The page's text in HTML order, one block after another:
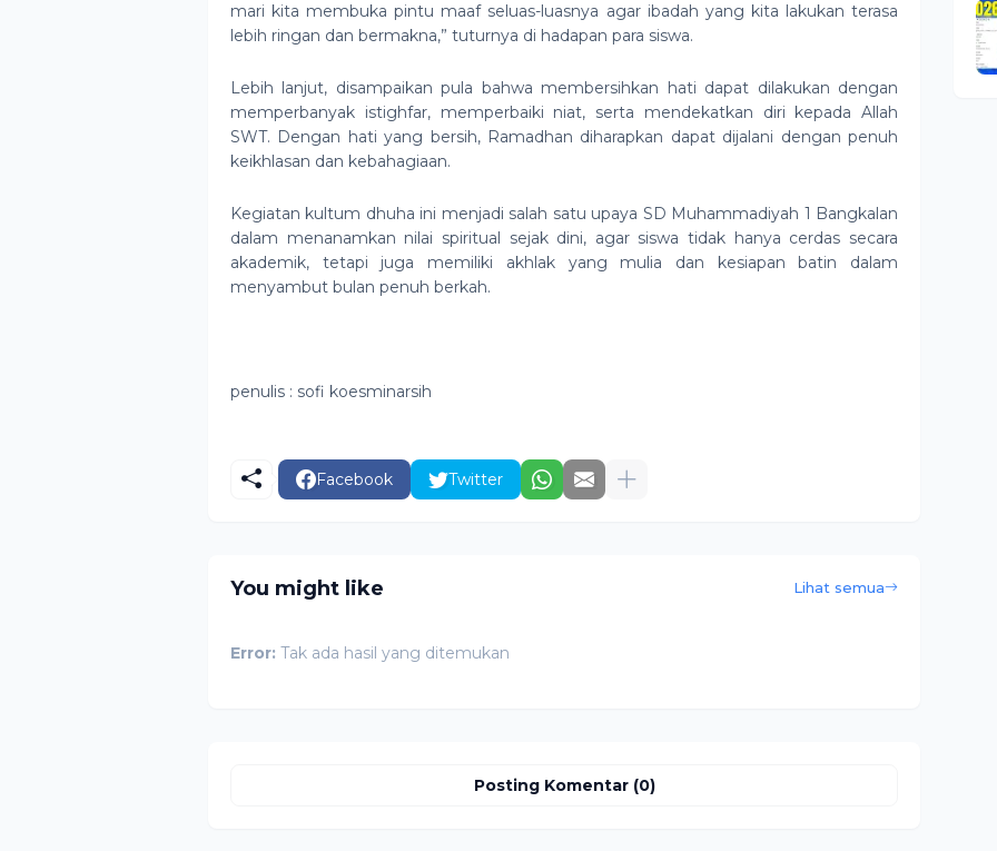
mari kita membuka pintu maaf seluas-luasnya agar ibadah yang kita lakukan terasa
lebih ringan dan bermakna,” tuturnya di hadapan para siswa.
Lebih lanjut, disampaikan pula bahwa membersihkan hati dapat dilakukan dengan
memperbanyak istighfar, memperbaiki niat, serta mendekatkan diri kepada Allah
SWT. Dengan hati yang bersih, Ramadhan diharapkan dapat dijalani dengan penuh
keikhlasan dan kebahagiaan.
Kegiatan kultum dhuha ini menjadi salah satu upaya SD Muhammadiyah 1 Bangkalan
dalam menanamkan nilai spiritual sejak dini, agar siswa tidak hanya cerdas secara
akademik, tetapi juga memiliki akhlak yang mulia dan kesiapan batin dalam
menyambut bulan penuh berkah.
penulis : sofi koesminarsih
Facebook Twitter
You might like Lihat semua
Error: Tak ada hasil yang ditemukan
Posting Komentar (0)